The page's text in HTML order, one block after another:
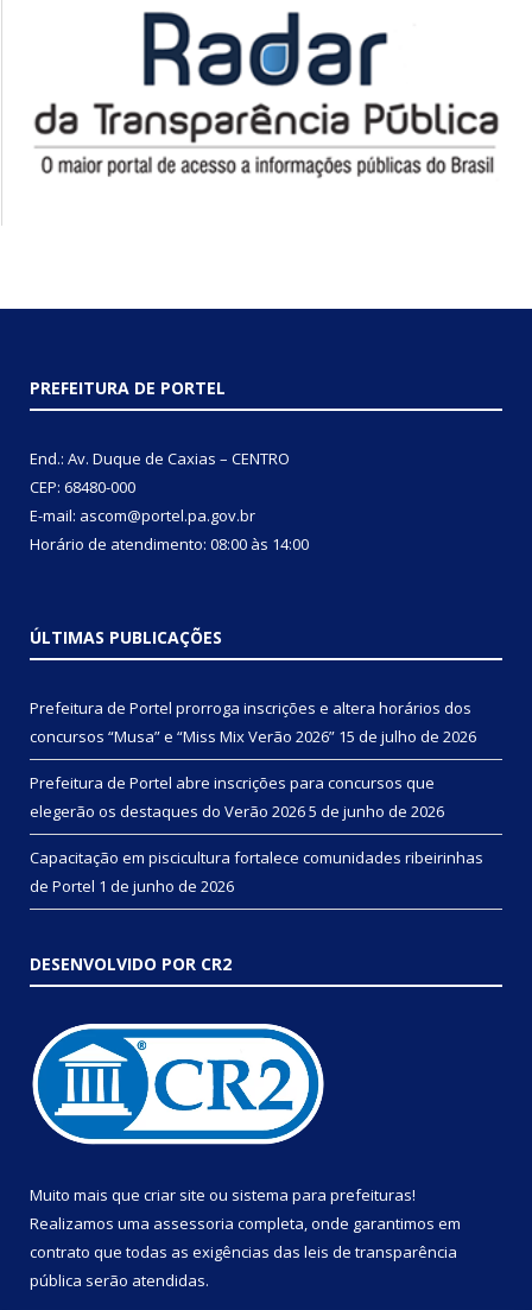
PREFEITURA DE PORTEL
End.: Av. Duque de Caxias – CENTRO
CEP: 68480-000
E-mail: ascom@portel.pa.gov.br
Horário de atendimento: 08:00 às 14:00
ÚLTIMAS PUBLICAÇÕES
Prefeitura de Portel prorroga inscrições e altera horários dos
concursos “Musa” e “Miss Mix Verão 2026” 15 de julho de 2026
Prefeitura de Portel abre inscrições para concursos que
elegerão os destaques do Verão 20265 de junho de 2026
Capacitação em piscicultura fortalece comunidades ribeirinhas
de Portel 1 de junho de 2026
DESENVOLVIDO POR CR2
Muito mais que criar site ou sistema para prefeituras!
Realizamos uma assessoria completa, onde garantimos em
contrato que todas as exigências das leis de transparência
pública serão atendidas.